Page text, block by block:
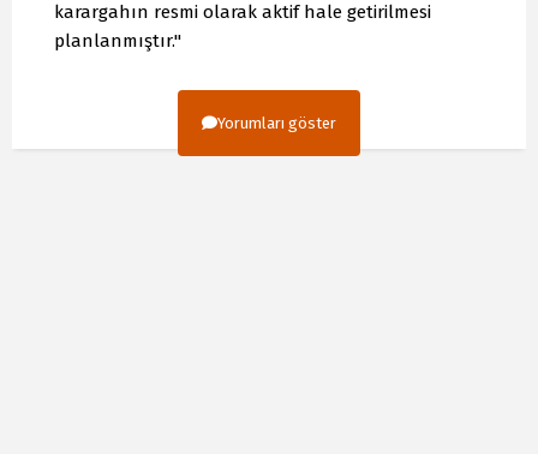
karargahın resmi olarak aktif hale getirilmesi
planlanmıştır."
Yorumları göster